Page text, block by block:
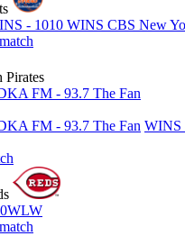
- 1010 WINS CBS New
Pirates
FM - 93.7 The Fan
FM - 93.7 The Fan WINS